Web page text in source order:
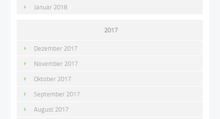
Januar 2018
2017
Dezember 2017
November 2017
Oktober 2017
September 2017
August 2017